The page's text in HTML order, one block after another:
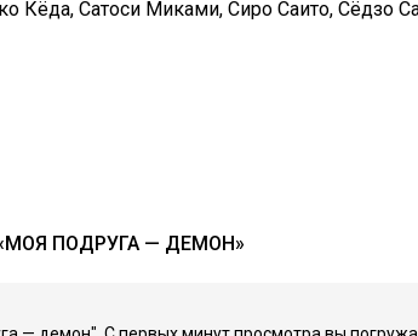
Кёда, Сатоси Миками, Сиро Саито, Сёдзо
ПОДРУГА — ДЕМОН»